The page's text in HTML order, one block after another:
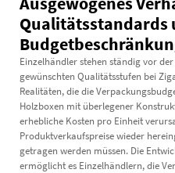
Qualitätsstandards
Einzelhändler stehen ständig vor
gewünschten Qualitätsstufen bei
Realitäten, die die
Holzboxen mit überlegener
erhebliche Kosten pro Einheit
Produktverkaufspreise wieder
getragen werden müssen. Die
ermöglicht es Einzelhändlern, die